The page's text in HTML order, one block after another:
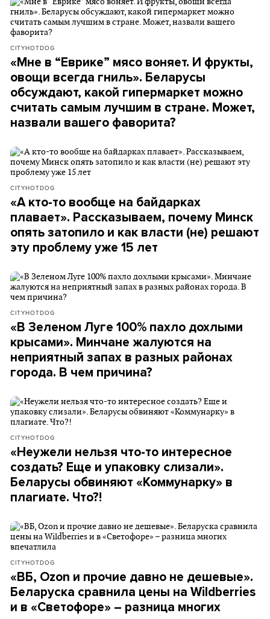
CITYHOTDOG
«Мне в “Еврике” мясо воняет. И фрукты,
овощи всегда гниль». Беларусы
обсуждают, какой гипермаркет можно
считать самым лучшим в стране. Может,
назвали вашего фаворита?
CITYHOTDOG
«А кто-то вообще на байдарках
плавает». Рассказываем, почему Минск
опять затопило и как власти (не) решают
эту проблему уже 15 лет
CITYHOTDOG
«В Зеленом Луге 100% пахло дохлыми
крысами». Минчане жалуются на
неприятный запах в разных районах
города. В чем причина?
CITYHOTDOG
«Неужели нельзя что-то интересное
создать? Еще и упаковку слизали».
Беларусы обвиняют «Коммунарку» в
плагиате. Что?!
CITYHOTDOG
«ВБ, Ozon и прочие давно не дешевые».
Беларуска сравнила цены на Wildberries
и в «Светофоре» – разница многих